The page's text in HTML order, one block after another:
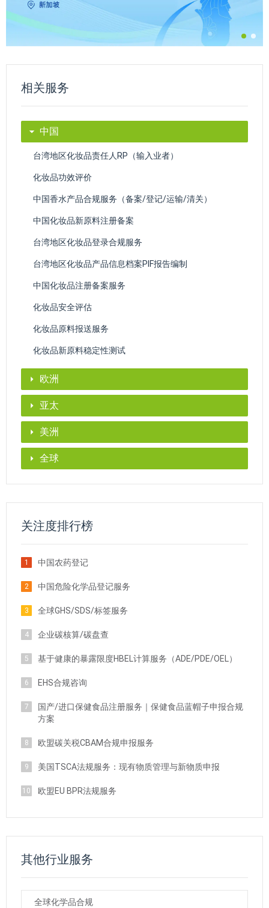
相关服务
中国
台湾地区化妆品责任人RP（输入业者）
化妆品功效评价
中国香水产品合规服务（备案/登记/运输/清关）
中国化妆品新原料注册备案
台湾地区化妆品登录合规服务
台湾地区化妆品产品信息档案PIF报告编制
中国化妆品注册备案服务
化妆品安全评估
化妆品原料报送服务
化妆品新原料稳定性测试
欧洲
亚太
美洲
全球
关注度排行榜
1 中国农药登记
2 中国危险化学品登记服务
3 全球GHS/SDS/标签服务
4 企业碳核算/碳盘查
5 基于健康的暴露限度HBEL计算服务（ADE/PDE/OEL）
6 EHS合规咨询
7
国产/进口保健食品注册服务｜保健食品蓝帽子申报合规
方案
8 欧盟碳关税CBAM合规申报服务
9 美国TSCA法规服务：现有物质管理与新物质申报
10 欧盟EU BPR法规服务
其他行业服务
全球化学品合规